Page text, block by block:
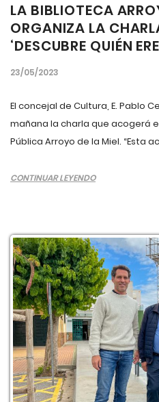
LA BIBLIOTECA
ORGANIZA LA
‘DESCUBRE QUIÉN
23/05/2023
El concejal de Cultura, E. Pablo
mañana la charla que acogerá
Pública Arroyo de la Miel. “Esta
CONTINUAR LEYENDO